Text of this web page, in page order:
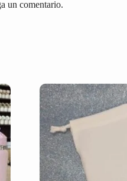
un comentario.